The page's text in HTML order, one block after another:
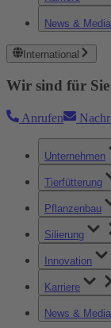
News & Media
International
Wir sind für
Anrufen
Unternehmen
Tierfütterung
Pflanzenbau
Silierung
Innovation
Karriere
News & Media